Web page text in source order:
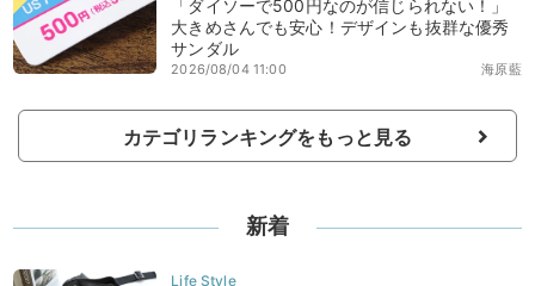
「ダイソーで500円なのが信じられない！」
大きめさんでも安心！デザインも抜群な優秀
サンダル
海原藍
2026/08/04 11:00
カテゴリランキングをもっと見る
新着